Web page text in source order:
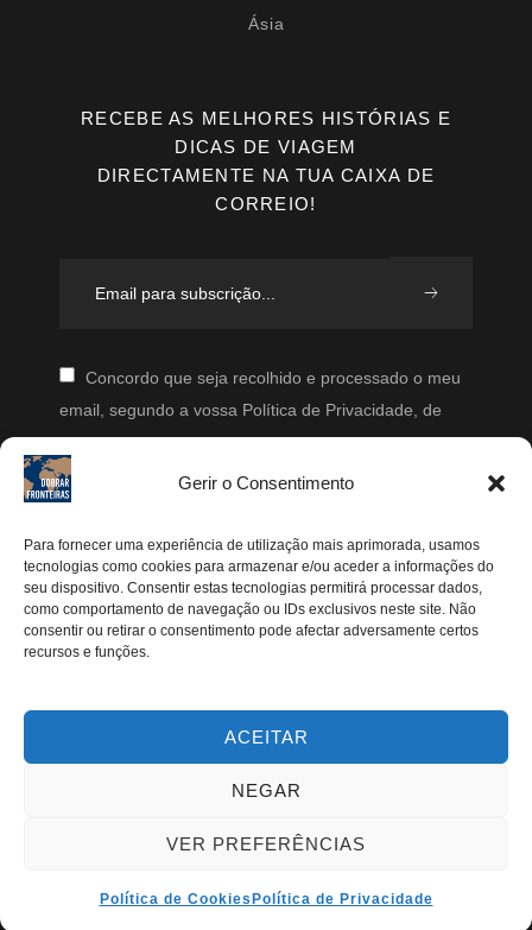
Gerir o Consentimento
Para fornecer uma experiência de utilização mais aprimorada, usamos
tecnologias como cookies para armazenar e/ou aceder a informações do
seu dispositivo. Consentir estas tecnologias permitirá processar dados,
como comportamento de navegação ou IDs exclusivos neste site. Não
consentir ou retirar o consentimento pode afectar adversamente certos
recursos e funções.
ACEITAR
NEGAR
VER PREFERÊNCIAS
Política de Cookies Política de Privacidade
Ásia
RECEBE AS MELHORES HISTÓRIAS E
DICAS DE VIAGEM
DIRECTAMENTE NA TUA CAIXA DE
CORREIO!
Concordo que seja recolhido e processado o meu
email, segundo a vossa Política de Privacidade, de
modo a que posteriormente possam enviar-me emails
periodicamente.
Segue-me
Instagram
Pinterest
Youtube
FRONTEIRAS 2024®